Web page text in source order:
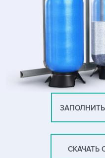
СКАЧАТЬ